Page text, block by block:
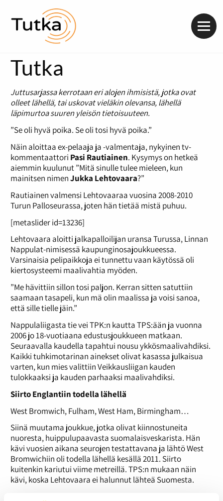
Tutka
Juttusarjassa kerrotaan eri alojen ihmisistä, jotka ovat
olleet lähellä, tai uskovat vieläkin olevansa, lähellä
läpimurtoa suuren yleisön tietoisuuteen.
”Se oli hyvä poika. Se oli tosi hyvä poika.”
Näin aloittaa ex-pelaaja ja -valmentaja, nykyinen tv-
kommentaattori Pasi Rautiainen. Kysymys on hetkeä
aiemmin kuulunut ”Mitä sinulle tulee mieleen, kun
mainitsen nimenJukka Lehtovaara?”
Rautiainen valmensi Lehtovaaraa vuosina 2008-2010
Turun Palloseurassa, joten hän tietää mistä puhuu.
[metaslider id=13236]
Lehtovaara aloitti jalkapalloilijan uransa Turussa, Linnan
Nappulat-nimisessä kaupunginosajoukkueessa.
Varsinaisia pelipaikkoja ei tunnettu vaan käytössä oli
kiertosysteemi maalivahtia myöden.
”Me hävittiin sillon tosi paljon. Kerran sitten satuttiin
saamaan tasapeli, kun mä olin maalissa ja voisi sanoa,
että sille tielle jäin.”
Nappulaliigasta tie vei TPK:n kautta TPS:ään ja vuonna
2006 jo 18-vuotiaana edustusjoukkueen matkaan.
Seuraavalla kaudella tapahtui nousu ykkösmaalivahdiksi.
Kaikki tuhkimotarinan ainekset olivat kasassa julkaisua
varten, kun mies valittiin Veikkausliigan kauden
tulokkaaksi ja kauden parhaaksi maalivahdiksi.
Siirto Englantiin todella lähellä
West Bromwich, Fulham, West Ham, Birmingham…
Siinä muutama joukkue, jotka olivat kiinnostuneita
nuoresta, huippulupaavasta suomalaisveskarista. Hän
kävi vuosien aikana seurojen testattavana ja lähtö West
Bromwichiin oli todella lähellä kesällä 2011. Siirto
kuitenkin kariutui viime metreillä. TPS:n mukaan näin
kävi, koska Lehtovaara ei halunnut lähteä Suomesta.